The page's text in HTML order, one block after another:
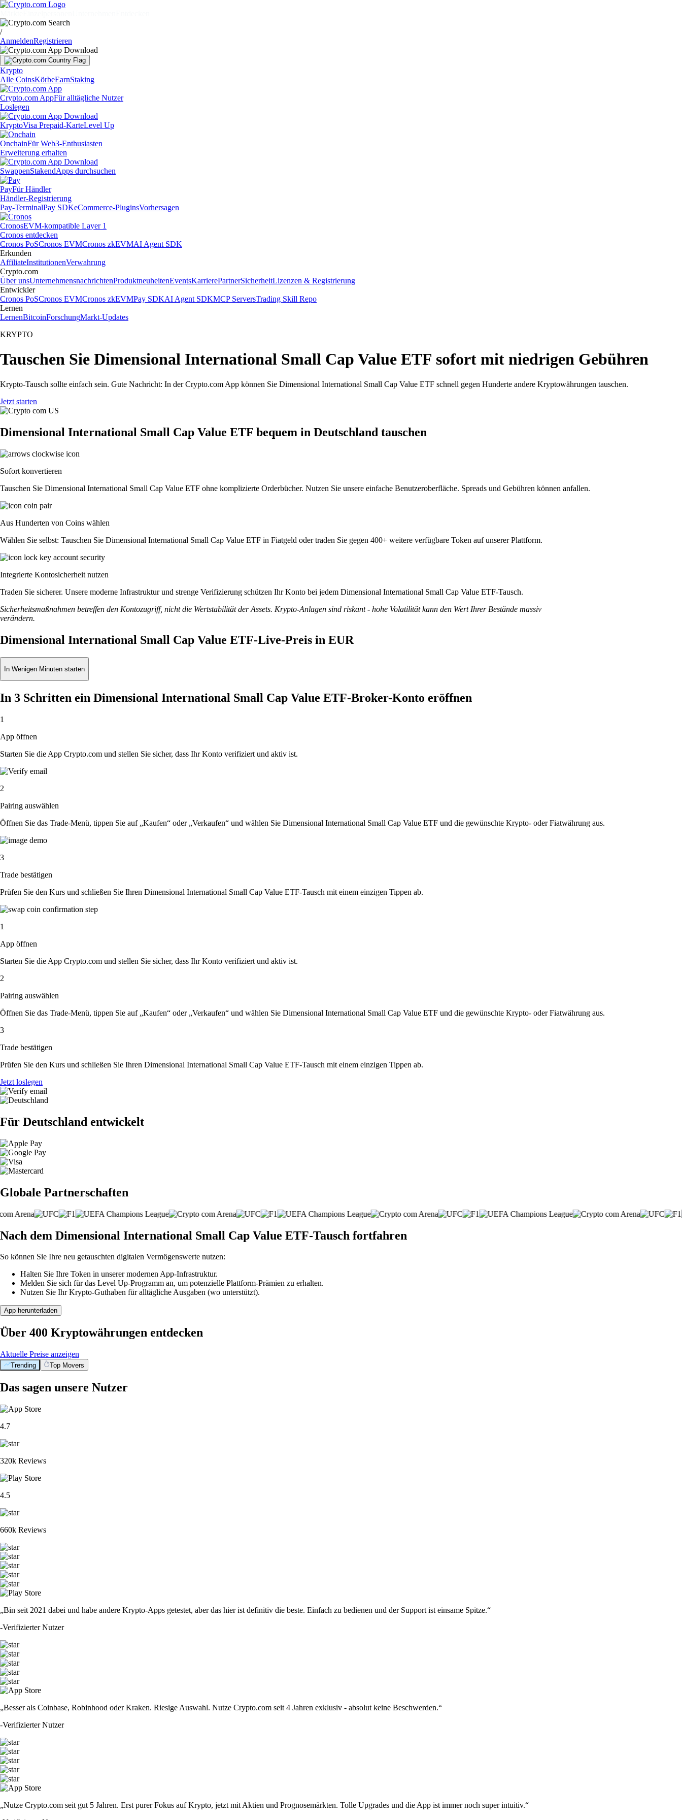
/
AnmeldenRegistrieren
Krypto
Alle CoinsKörbeEarnStaking
Crypto.com AppFür alltägliche Nutzer
Loslegen
KryptoVisa Prepaid-KarteLevel Up
OnchainFür Web3-Enthusiasten
Erweiterung erhalten
SwappenStakendApps durchsuchen
PayFür Händler
Händler-Registrierung
Pay-TerminalPay SDKeCommerce-PluginsVorhersagen
CronosEVM-kompatible Layer 1
Cronos entdecken
Cronos PoSCronos EVMCronos zkEVMAI Agent SDK
Erkunden
AffiliateInstitutionenVerwahrung
Crypto.com
Über unsUnternehmensnachrichtenProduktneuheitenEventsKarrierePartnerSicherheitLizenzen & Registrierung
Entwickler
Cronos PoSCronos EVMCronos zkEVMPay SDKAI Agent SDKMCP ServersTrading Skill Repo
Lernen
LernenBitcoinForschungMarkt-Updates
KRYPTO
Tauschen Sie Dimensional International Small Cap Value ETF sofort mit niedrigen Gebühren
Krypto-Tausch sollte einfach sein. Gute Nachricht: In der Crypto.com App können Sie Dimensional International Small Cap Value ETF schnell gegen Hunderte andere Kryptowährungen tauschen.
Jetzt starten
Dimensional International Small Cap Value ETF bequem in Deutschland tauschen
Sofort konvertieren
Tauschen Sie Dimensional International Small Cap Value ETF ohne komplizierte Orderbücher. Nutzen Sie unsere einfache Benutzeroberfläche. Spreads und Gebühren können anfallen.
Aus Hunderten von Coins wählen
Wählen Sie selbst: Tauschen Sie Dimensional International Small Cap Value ETF in Fiatgeld oder traden Sie gegen 400+ weitere verfügbare Token auf unserer Plattform.
Integrierte Kontosicherheit nutzen
Traden Sie sicherer. Unsere moderne Infrastruktur und strenge Verifizierung schützen Ihr Konto bei jedem Dimensional International Small Cap Value ETF-Tausch.
Sicherheitsmaßnahmen betreffen den Kontozugriff, nicht die Wertstabilität der Assets. Krypto-Anlagen sind riskant - hohe Volatilität kann den Wert Ihrer Bestände massiv
verändern.
Dimensional International Small Cap Value ETF-Live-Preis in EUR
In Wenigen Minuten starten
In 3 Schritten ein Dimensional International Small Cap Value ETF-Broker-Konto eröffnen
1
App öffnen
Starten Sie die App Crypto.com und stellen Sie sicher, dass Ihr Konto verifiziert und aktiv ist.
2
Pairing auswählen
Öffnen Sie das Trade-Menü, tippen Sie auf „Kaufen“ oder „Verkaufen“ und wählen Sie Dimensional International Small Cap Value ETF und die gewünschte Krypto- oder Fiatwährung aus.
3
Trade bestätigen
Prüfen Sie den Kurs und schließen Sie Ihren Dimensional International Small Cap Value ETF-Tausch mit einem einzigen Tippen ab.
1
App öffnen
Starten Sie die App Crypto.com und stellen Sie sicher, dass Ihr Konto verifiziert und aktiv ist.
2
Pairing auswählen
Öffnen Sie das Trade-Menü, tippen Sie auf „Kaufen“ oder „Verkaufen“ und wählen Sie Dimensional International Small Cap Value ETF und die gewünschte Krypto- oder Fiatwährung aus.
3
Trade bestätigen
Prüfen Sie den Kurs und schließen Sie Ihren Dimensional International Small Cap Value ETF-Tausch mit einem einzigen Tippen ab.
Jetzt loslegen
Für Deutschland entwickelt
Globale Partnerschaften
Nach dem Dimensional International Small Cap Value ETF-Tausch fortfahren
So können Sie Ihre neu getauschten digitalen Vermögenswerte nutzen:
Halten Sie Ihre Token in unserer modernen App-Infrastruktur.
Melden Sie sich für das Level Up-Programm an, um potenzielle Plattform-Prämien zu erhalten.
Nutzen Sie Ihr Krypto-Guthaben für alltägliche Ausgaben (wo unterstützt).
App herunterladen
Über 400 Kryptowährungen entdecken
Aktuelle Preise anzeigen
Trending Top Movers
Das sagen unsere Nutzer
4.7
320k Reviews
4.5
660k Reviews
„Bin seit 2021 dabei und habe andere Krypto-Apps getestet, aber das hier ist definitiv die beste. Einfach zu bedienen und der Support ist einsame Spitze.“
-Verifizierter Nutzer
„Besser als Coinbase, Robinhood oder Kraken. Riesige Auswahl. Nutze Crypto.com seit 4 Jahren exklusiv - absolut keine Beschwerden.“
-Verifizierter Nutzer
„Nutze Crypto.com seit gut 5 Jahren. Erst purer Fokus auf Krypto, jetzt mit Aktien und Prognosemärkten. Tolle Upgrades und die App ist immer noch super intuitiv.“